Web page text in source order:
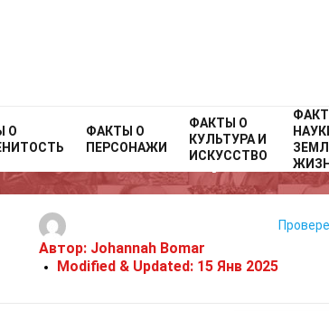
О
ФАКТЫ О
ПЕРСОНАЖИ
ФАКТЫ О
КУЛЬТУРА И
ИСКУССТВО
Home Факты оФитнес и
37 Факты
Автор: Johannah Bomar
Modified & Updated: 15 Янв 2025